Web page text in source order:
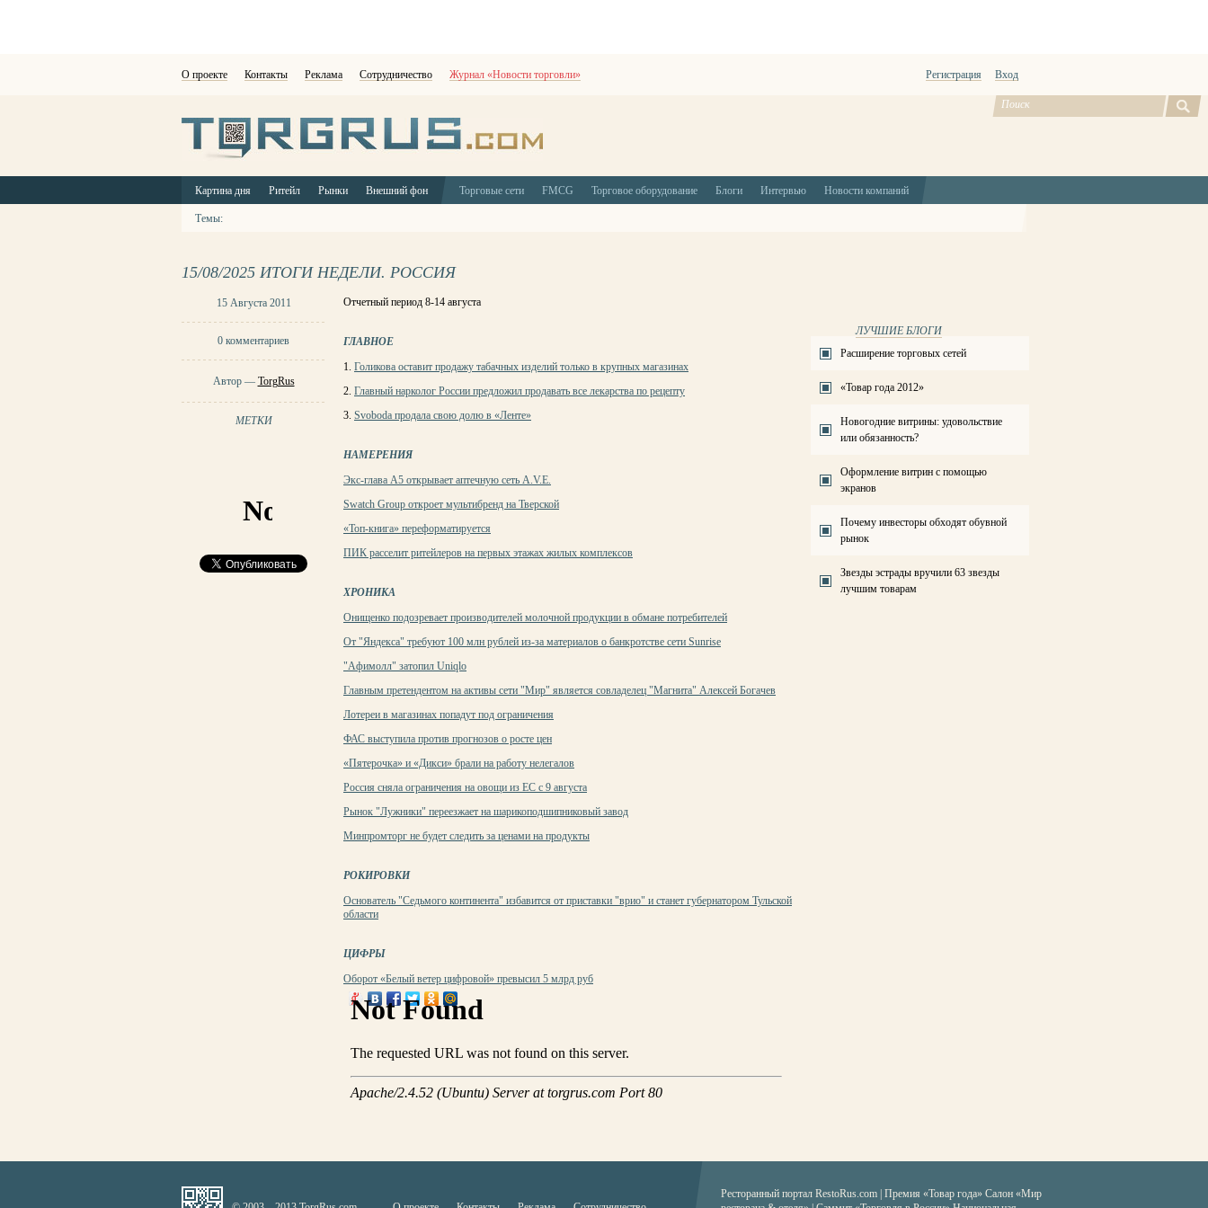
О проекте Контакты Реклама Сотрудничество Журнал «Новости торговли» Регистрация Вход
Картина дня Ритейл Рынки Внешний фон Торговые сети FMCG Торговое оборудование Блоги Интервью Новости компаний
Темы:
15/08/2025 ИТОГИ НЕДЕЛИ. РОССИЯ
15 Августа 2011
0 комментариев
Автор — TorgRus
МЕТКИ
Отчетный период 8-14 августа
ГЛАВНОЕ
1. Голикова оставит продажу табачных изделий только в крупных магазинах
2. Главный нарколог России предложил продавать все лекарства по рецепту
3. Svoboda продала свою долю в «Ленте»
НАМЕРЕНИЯ
Экс-глава А5 открывает аптечную сеть A.V.E.
Swatch Group откроет мультибренд на Тверской
«Топ-книга» переформатируется
ПИК расселит ритейлеров на первых этажах жилых комплексов
ХРОНИКА
Онищенко подозревает производителей молочной продукции в обмане потребителей
От "Яндекса" требуют 100 млн рублей из-за материалов о банкротстве сети Sunrise
"Афимолл" затопил Uniqlo
Главным претендентом на активы сети "Мир" является совладелец "Магнита" Алексей Богачев
Лотереи в магазинах попадут под ограничения
ФАС выступила против прогнозов о росте цен
«Пятерочка» и «Дикси» брали на работу нелегалов
Россия сняла ограничения на овощи из ЕС с 9 августа
Рынок "Лужники" переезжает на шарикоподшипниковый завод
Минпромторг не будет следить за ценами на продукты
РОКИРОВКИ
Основатель "Седьмого континента" избавится от приставки "врио" и станет губернатором Тульской
области
ЦИФРЫ
Оборот «Белый ветер цифровой» превысил 5 млрд руб
ЛУЧШИЕ БЛОГИ
Расширение торговых сетей
«Товар года 2012»
Новогодние витрины: удовольствие
или обязанность?
Оформление витрин с помощью
экранов
Почему инвесторы обходят обувной
рынок
Звезды эстрады вручили 63 звезды
лучшим товарам
Ресторанный портал RestoRus.com Премия «Товар года» Салон «Мир